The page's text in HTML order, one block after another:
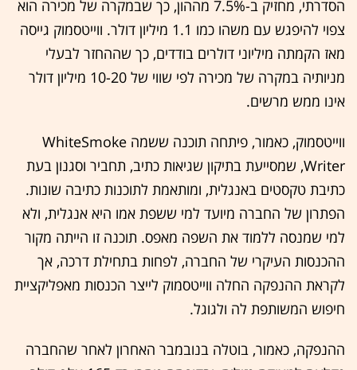
הסדרתי, מחזיק ב-7.5% מההון, כך שבמקרה של מכירה הוא
צפוי להיפגש עם משהו כמו 1.1 מיליון דולר. ווייטסמוק גייסה
מאז הקמתה מיליוני דולרים בודדים, כך שההחזר לבעלי
מניותיה במקרה של מכירה לפי שווי של 10-20 מיליון דולר
אינו ממש מרשים.
ווייטסמוק, כאמור, פיתחה תוכנה ששמה WhiteSmoke
Writer, שמסייעת בתיקון שגיאות כתיב, תחביר וסגנון בעת
כתיבת טקסטים באנגלית, ומותאמת לתוכנות כתיבה שונות.
הפתרון של החברה מיועד למי ששפת אמו היא אנגלית, ולא
למי שמנסה ללמוד את השפה מאפס. תוכנה זו הייתה מקור
ההכנסות העיקרי של החברה, לפחות בתחילת דרכה, אך
לקראת ההנפקה החלה ווייטסמוק לייצר הכנסות מאפליקציית
חיפוש המשותפת לה ולגוגל.
ההנפקה, כאמור, בוטלה בנובמבר האחרון לאחר שהחברה